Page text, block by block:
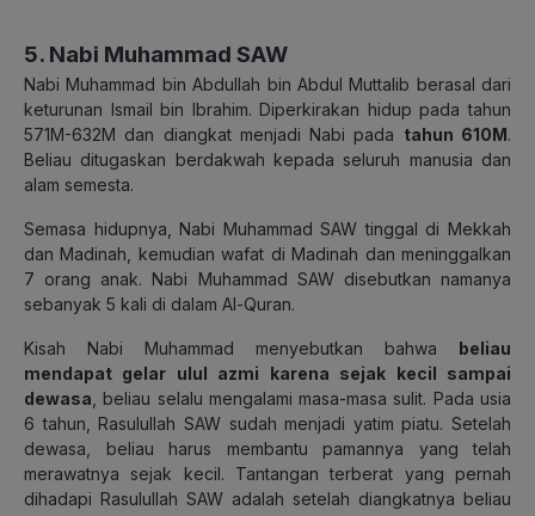
5. Nabi Muhammad SAW
Nabi Muhammad bin Abdullah bin Abdul Muttalib berasal dari
keturunan Ismail bin Ibrahim. Diperkirakan hidup pada tahun
571M-632M dan diangkat menjadi Nabi pada tahun 610M.
Beliau ditugaskan berdakwah kepada seluruh manusia dan
alam semesta.
Semasa hidupnya, Nabi Muhammad SAW tinggal di Mekkah
dan Madinah, kemudian wafat di Madinah dan meninggalkan
7 orang anak. Nabi Muhammad SAW disebutkan namanya
sebanyak 5 kali di dalam Al-Quran.
Kisah Nabi Muhammad menyebutkan bahwa beliau
mendapat gelar ulul azmi karena sejak kecil sampai
dewasa , beliau selalu mengalami masa-masa sulit. Pada usia
6 tahun, Rasulullah SAW sudah menjadi yatim piatu. Setelah
dewasa, beliau harus membantu pamannya yang telah
merawatnya sejak kecil. Tantangan terberat yang pernah
dihadapi Rasulullah SAW adalah setelah diangkatnya beliau